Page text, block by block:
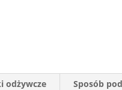
odżywcze Sposób